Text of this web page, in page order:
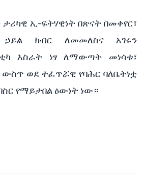
ኢ-ፍትሃዊነት በጽናት በመቀየር፣
ኃይል ክብር ለመመለስና አገሩን
እስራት ነፃ ለማውጣት መነሳቱ፣
ወደ ተፈጥሯዊ የባሕር ባለቤትነቷ
የማይታበል ዕውነት ነው።